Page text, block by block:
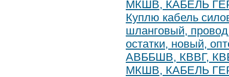
МКШВ, КАБЕЛЬ
Куплю кабель
шланговый,
остатки, новый,
АВББШВ, КВВГ,
МКШВ, КАБЕЛЬ